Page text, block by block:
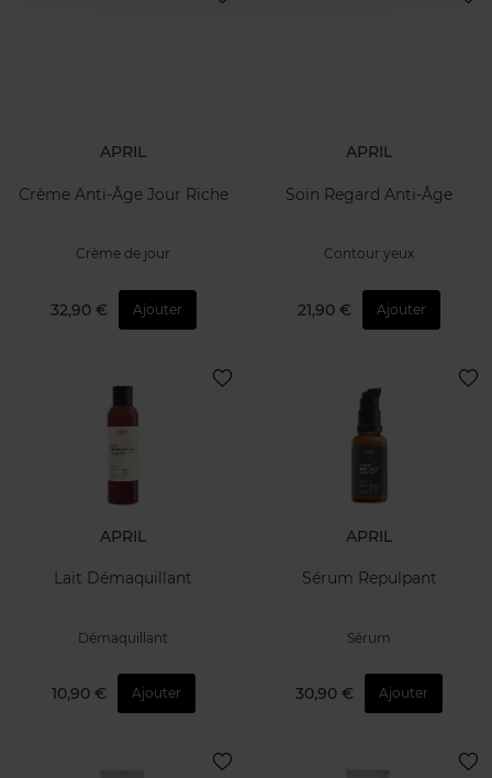
APRIL
Crème Anti-Âge Jour Riche
Crème de jour
32,90 € Ajouter
APRIL
Soin Regard Anti-Âge
Contour yeux
21,90 € Ajouter
APRIL
Lait Démaquillant
Démaquillant
10,90 € Ajouter
APRIL
Sérum Repulpant
Sérum
30,90 € Ajouter